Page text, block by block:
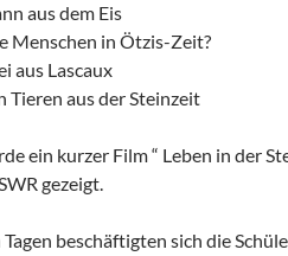
aus dem Eis
Menschen in Ötzis-Zeit?
aus Lascaux
Tieren aus der Steinzeit
ein kurzer Film “ Leben in der
gezeigt.
beschäftigten sich die